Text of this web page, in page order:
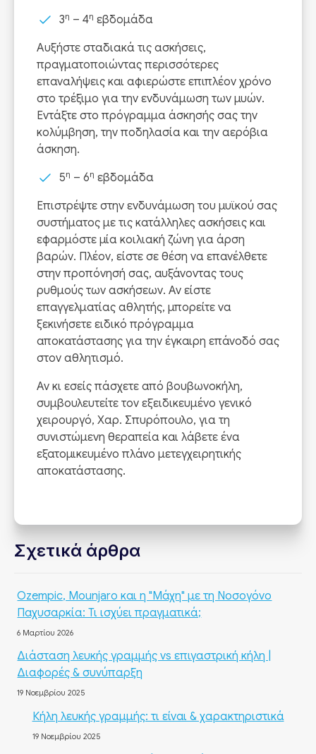
3η – 4η εβδομάδα
Αυξήστε σταδιακά τις ασκήσεις,
πραγματοποιώντας περισσότερες
επαναλήψεις και αφιερώστε επιπλέον χρόνο
στο τρέξιμο για την ενδυνάμωση των μυών.
Εντάξτε στο πρόγραμμα άσκησής σας την
κολύμβηση, την ποδηλασία και την αερόβια
άσκηση.
5η – 6η εβδομάδα
Επιστρέψτε στην ενδυνάμωση του μυϊκού σας
συστήματος με τις κατάλληλες ασκήσεις και
εφαρμόστε μία κοιλιακή ζώνη για άρση
βαρών. Πλέον, είστε σε θέση να επανέλθετε
στην προπόνησή σας, αυξάνοντας τους
ρυθμούς των ασκήσεων. Αν είστε
επαγγελματίας αθλητής, μπορείτε να
ξεκινήσετε ειδικό πρόγραμμα
αποκατάστασης για την έγκαιρη επάνοδό σας
στον αθλητισμό.
Αν κι εσείς πάσχετε από βουβωνοκήλη,
συμβουλευτείτε τον εξειδικευμένο γενικό
χειρουργό, Χαρ. Σπυρόπουλο, για τη
συνιστώμενη θεραπεία και λάβετε ένα
εξατομικευμένο πλάνο μετεγχειρητικής
αποκατάστασης.
Σχετικά άρθρα
Ozempic, Mounjaro και η "Μάχη" με τη Νοσογόνο
Παχυσαρκία: Τι ισχύει πραγματικά;
6 Μαρτίου 2026
Διάσταση λευκής γραμμής vs επιγαστρική κήλη |
Διαφορές & συνύπαρξη
19 Νοεμβρίου 2025
Κήλη λευκής γραμμής: τι είναι & χαρακτηριστικά
19 Νοεμβρίου 2025